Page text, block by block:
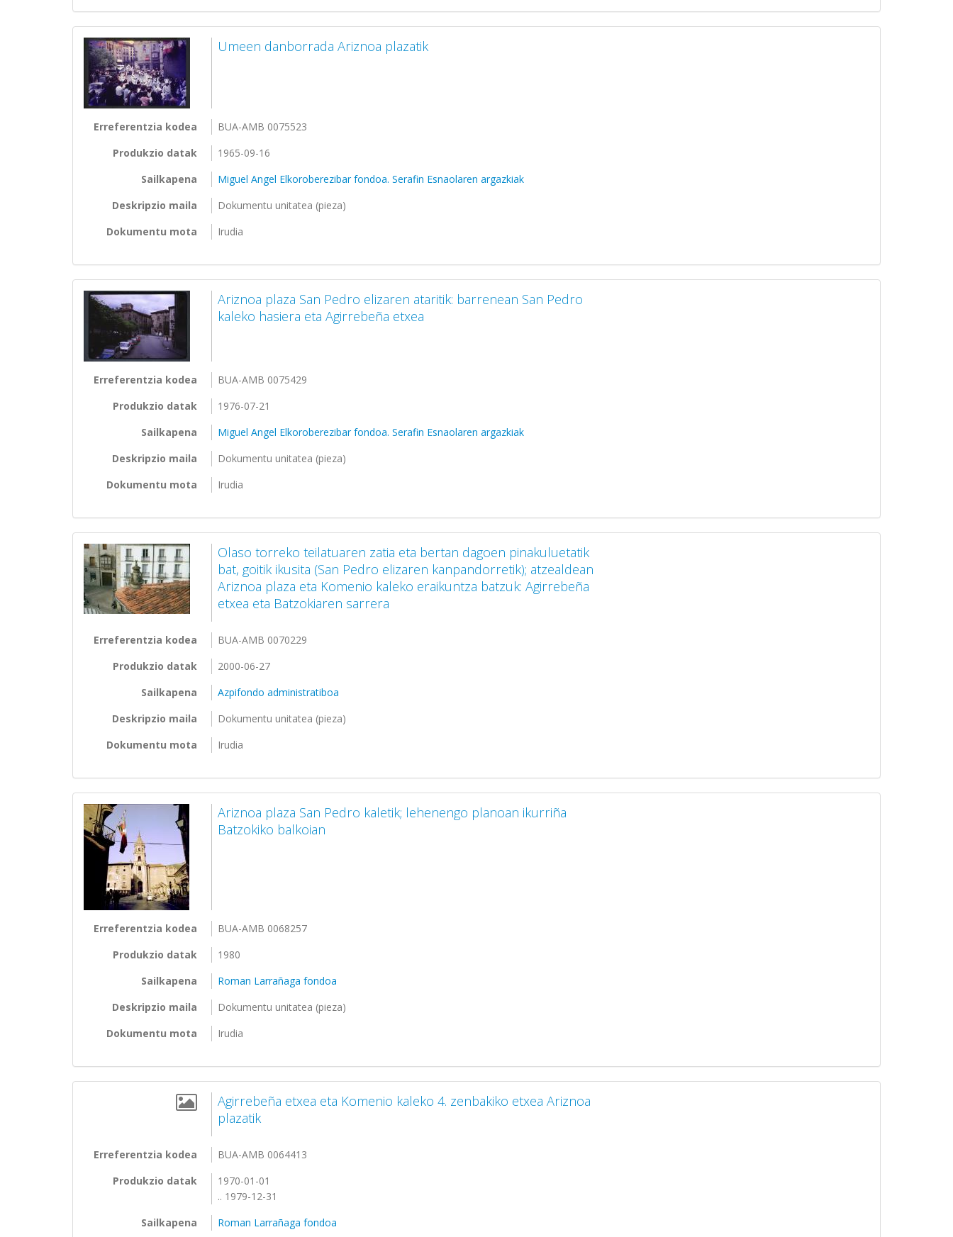
Umeen danborrada Ariznoa plazatik
Erreferentzia kodea
BUA-AMB 0075523
Produkzio datak
1965-09-16
Sailkapena
Miguel Angel Elkoroberezibar fondoa. Serafin Esnaolaren argazkiak
Deskripzio maila
Dokumentu unitatea (pieza)
Dokumentu mota
Irudia
Ariznoa plaza San Pedro elizaren ataritik: barrenean San Pedro
kaleko hasiera eta Agirrebeña etxea
Erreferentzia kodea
BUA-AMB 0075429
Produkzio datak
1976-07-21
Sailkapena
Miguel Angel Elkoroberezibar fondoa. Serafin Esnaolaren argazkiak
Deskripzio maila
Dokumentu unitatea (pieza)
Dokumentu mota
Irudia
Olaso torreko teilatuaren zatia eta bertan dagoen pinakuluetatik
bat, goitik ikusita (San Pedro elizaren kanpandorretik); atzealdean
Ariznoa plaza eta Komenio kaleko eraikuntza batzuk: Agirrebeña
etxea eta Batzokiaren sarrera
Erreferentzia kodea
BUA-AMB 0070229
Produkzio datak
2000-06-27
Sailkapena
Azpifondo administratiboa
Deskripzio maila
Dokumentu unitatea (pieza)
Dokumentu mota
Irudia
Ariznoa plaza San Pedro kaletik; lehenengo planoan ikurriña
Batzokiko balkoian
Erreferentzia kodea
BUA-AMB 0068257
Produkzio datak
1980
Sailkapena
Roman Larrañaga fondoa
Deskripzio maila
Dokumentu unitatea (pieza)
Dokumentu mota
Irudia
Agirrebeña etxea eta Komenio kaleko 4. zenbakiko etxea Ariznoa
plazatik
Erreferentzia kodea
BUA-AMB 0064413
Produkzio datak
1970-01-01
.. 1979-12-31
Sailkapena
Roman Larrañaga fondoa